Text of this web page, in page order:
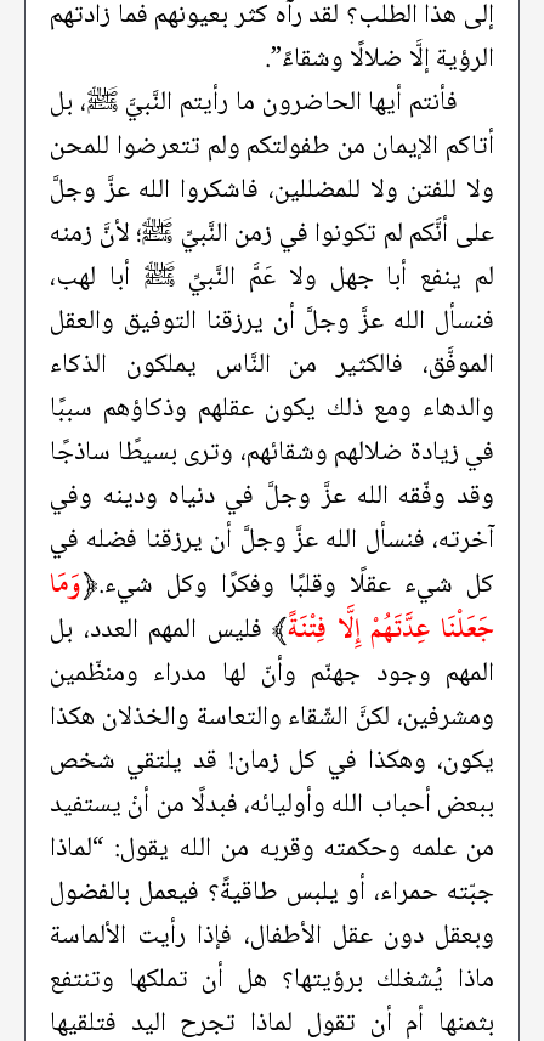
إلى هذا الطلب؟ لقد رآه كثر بعيونهم فما زادتهم
الرؤية إلَّا ضلالًا وشقاءً”.
فأنتم أيها الحاضرون ما رأيتم النَّبيَّ ﷺ، بل
أتاكم الإيمان من طفولتكم ولم تتعرضوا للمحن
ولا للفتن ولا للمضللين، فاشكروا الله عزَّ وجلَّ
على أنَّكم لم تكونوا في زمن النَّبيِّ ﷺ؛ لأنَّ زمنه
لم ينفع أبا جهل ولا عَمَّ النَّبيِّ ﷺ أبا لهب،
فنسأل الله عزَّ وجلَّ أن يرزقنا التوفيق والعقل
الموفَّق، فالكثير من النَّاس يملكون الذكاء
والدهاء ومع ذلك يكون عقلهم وذكاؤهم سببًا
في زيادة ضلالهم وشقائهم، وترى بسيطًا ساذجًا
وقد وفّقه الله عزَّ وجلَّ في دنياه ودينه وفي
آخرته، فنسأل الله عزَّ وجلَّ أن يرزقنا فضله في
كل شيء عقلًا وقلبًا وفكرًا وكل شيء.﴿وَمَا
جَعَلْنَا عِدَّتَهُمْ إِلَّا فِتْنَةً﴾فليس المهم العدد، بل
المهم وجود جهنّم وأنّ لها مدراء ومنظّمين
ومشرفين، لكنَّ الشّقاء والتعاسة والخذلان هكذا
يكون، وهكذا في كل زمان! قد يلتقي شخص
ببعض أحباب الله وأوليائه، فبدلًا من أنْ يستفيد
من علمه وحكمته وقربه من الله يقول: “لماذا
جبّته حمراء، أو يلبس طاقيةً؟ فيعمل بالفضول
وبعقل دون عقل الأطفال، فإذا رأيت الألماسة
ماذا يُشغلك برؤيتها؟ هل أن تملكها وتنتفع
بثمنها أم أن تقول لماذا تجرح اليد فتلقيها